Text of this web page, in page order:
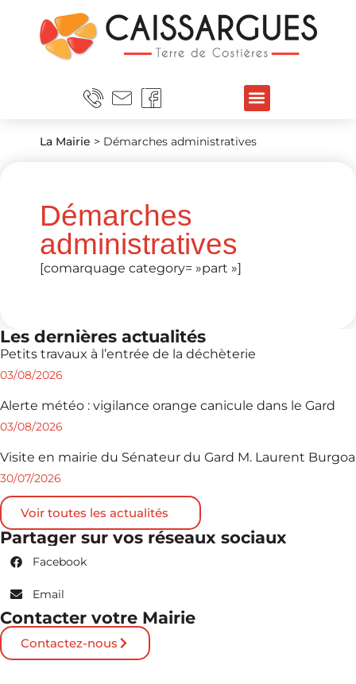
La Mairie > Démarches administratives
Démarches
administratives
[comarquage category= »part »]
Les dernières actualités
Petits travaux à l’entrée de la déchèterie
03/08/2026
Alerte météo : vigilance orange canicule dans le Gard
03/08/2026
Visite en mairie du Sénateur du Gard M. Laurent Burgoa
30/07/2026
Voir toutes les actualités
Partager sur vos réseaux sociaux
Facebook
Email
Contacter votre Mairie
Contactez-nous